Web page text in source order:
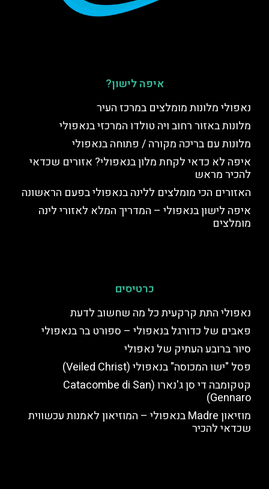
איפה לישון?
נאפולי מלונות מומלצים במרכז העיר
מלונות באזור רחוב ויה טולדו המרכזי בנאפולי
מלונות עם בריכה מקורה / פתוחה בנאפולי
איפה לא כדאי לקחת מלון בנאפולי? אזורים שכדאי
להכיר מראש
האזורים הכי מומלצים ללינה בנאפולי בפעם הראשונה
איפה לישון בנאפולי – המדריך המלא לאזורי לינה
מומלצים
כרטיסים
נאפולי התת קרקעית כל מה שחשוב לדעת
פאבים של כדורגל בנאפולי – ספורט בר בנאפולי
סיור ברובע העתיק של נאפולי
פסל "ישו המכוסה" בנאפולי (Veiled Christ)
קטקומבה די סן ג'נארו (Catacombe di San
Gennaro)
מוזיאון Madre בנאפולי – המוזיאון לאמנות עכשווית
שכדאי להכיר